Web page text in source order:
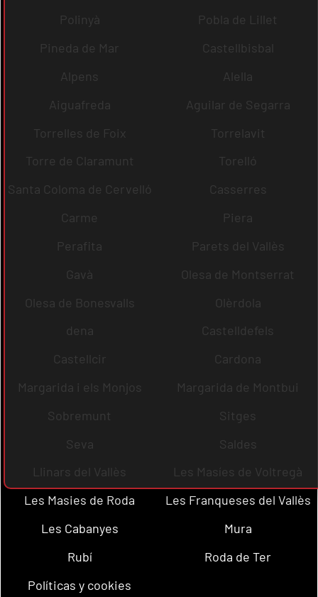
Polinyà
Pobla de Lillet
Pineda de Mar
Castellbisbal
Alpens
Alella
Aiguafreda
Aguilar de Segarra
Torrelles de Foix
Torrelavit
Torre de Claramunt
Torelló
Santa Coloma de Cervelló
Casserres
Carme
Piera
Perafita
Parets del Vallès
Gavà
Olesa de Montserrat
Olesa de Bonesvalls
Olèrdola
dena
Castelldefels
Castellcir
Cardona
Margarida i els Monjos
Margarida de Montbui
Sobremunt
Sitges
Seva
Saldes
Llinars del Vallès
Les Masíes de Voltregà
Les Masies de Roda
Les Franqueses del Vallès
Les Cabanyes
Mura
Rubí
Roda de Ter
Políticas y cookies